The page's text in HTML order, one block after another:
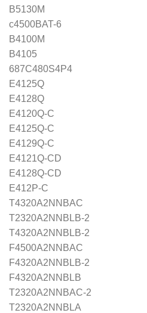
B5130M
c4500BAT-6
B4100M
B4105
687C480S4P4
E4125Q
E4128Q
E4120Q-C
E4125Q-C
E4129Q-C
E4121Q-CD
E4128Q-CD
E412P-C
T4320A2NNBAC
T2320A2NNBLB-2
T4320A2NNBLB-2
F4500A2NNBAC
F4320A2NNBLB-2
F4320A2NNBLB
T2320A2NNBAC-2
T2320A2NNBLA